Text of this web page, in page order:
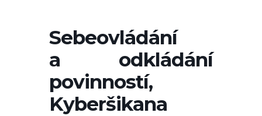
Sebeovládání
a odkládání
povinností,
Kyberšikana